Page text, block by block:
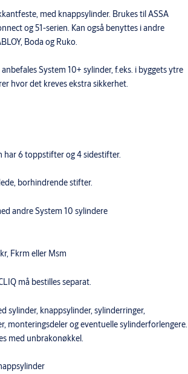
med knappsylinder. Brukes til ASSA
og 51-serien. Kan også benyttes i andre
Boda og Ruko.
System 10+ sylinder, f.eks. i byggets ytre
hvor det kreves ekstra sikkerhet.
har 6 toppstifter og 4 sidestifter.
borhindrende stifter.
andre System 10 sylindere
Fkrm eller Msm
må bestilles separat.
sylinder, knappsylinder, sylinderringer,
monteringsdeler og eventuelle sylinderforlengere.
med unbrakonøkkel.